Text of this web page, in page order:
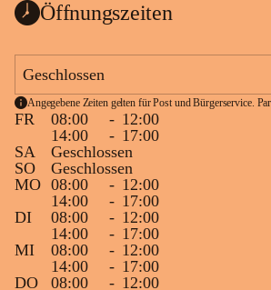
Öffnungszeiten
Geschlossen
Angegebene Zeiten gelten für Post und Bürgerservice.
FR 08:00 - 12:00
14:00
- 17:00
SA
Geschlossen
SO
Geschlossen
MO 08:00 - 12:00
14:00
- 17:00
DI
08:00 - 12:00
14:00
- 17:00
MI
08:00 - 12:00
14:00
- 17:00
DO
08:00 - 12:00